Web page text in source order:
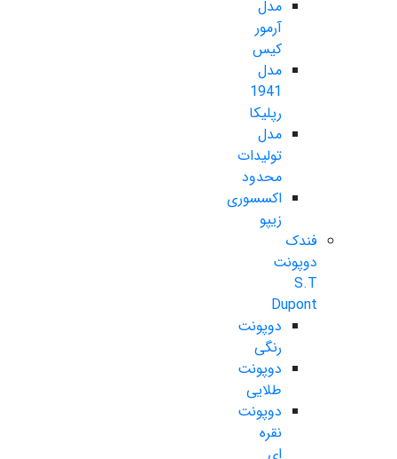
مدل
آرمور
کیس
مدل
1941
رپلیکا
مدل
تولیدات
محدود
اکسسوری
زیپو
فندک
دوپونت
S.T
Dupont
دوپونت
رنگی
دوپونت
طلایی
دوپونت
نقره
ای